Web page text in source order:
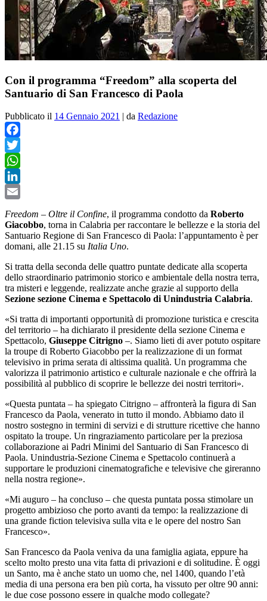
Con il programma “Freedom” alla scoperta del
Santuario di San Francesco di Paola
Pubblicato il 14 Gennaio 2021 | da Redazione
Facebook
Twitter
WhatsApp
LinkedIn
Freedom – Oltre il Confine, il programma condotto da Roberto
Giacobbo, torna in Calabria per raccontare le bellezze e la storia del
Santuario Regione di San Francesco di Paola: l’appuntamento è per
domani, alle 21.15 su Italia Uno.
Si tratta della seconda delle quattro puntate dedicate alla scoperta
dello straordinario patrimonio storico e ambientale della nostra terra,
tra misteri e leggende, realizzate anche grazie al supporto della
Sezione sezione Cinema e Spettacolo di Unindustria Calabria.
«Si tratta di importanti opportunità di promozione turistica e crescita
del territorio – ha dichiarato il presidente della sezione Cinema e
Spettacolo, Giuseppe Citrigno –. Siamo lieti di aver potuto ospitare
la troupe di Roberto Giacobbo per la realizzazione di un format
televisivo in prima serata di altissima qualità. Un programma che
valorizza il patrimonio artistico e culturale nazionale e che offrirà la
possibilità al pubblico di scoprire le bellezze dei nostri territori».
«Questa puntata – ha spiegato Citrigno – affronterà la figura di San
Francesco da Paola, venerato in tutto il mondo. Abbiamo dato il
nostro sostegno in termini di servizi e di strutture ricettive che hanno
ospitato la troupe. Un ringraziamento particolare per la preziosa
collaborazione ai Padri Minimi del Santuario di San Francesco di
Paola. Unindustria-Sezione Cinema e Spettacolo continuerà a
supportare le produzioni cinematografiche e televisive che gireranno
nella nostra regione».
«Mi auguro – ha concluso – che questa puntata possa stimolare un
progetto ambizioso che porto avanti da tempo: la realizzazione di
una grande fiction televisiva sulla vita e le opere del nostro San
Francesco».
San Francesco da Paola veniva da una famiglia agiata, eppure ha
scelto molto presto una vita fatta di privazioni e di solitudine. È oggi
un Santo, ma è anche stato un uomo che, nel 1400, quando l’età
media di una persona era ben più corta, ha vissuto per oltre 90 anni:
le due cose possono essere in qualche modo collegate?